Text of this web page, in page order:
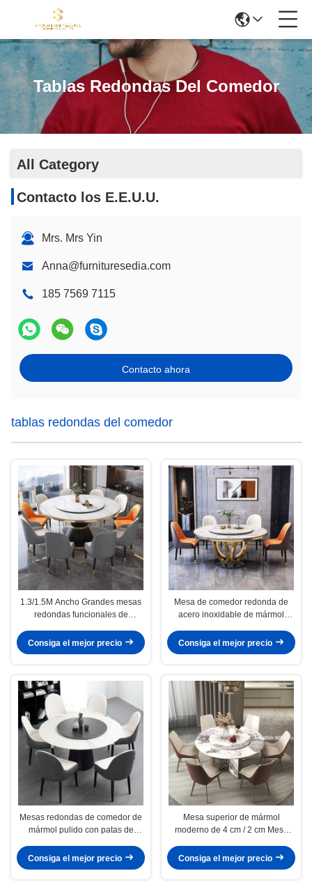
Tablas Redondas Del Comedor
All Category
Contacto los E.E.U.U.
Mrs. Mrs Yin
Anna@furnituresedia.com
185 7569 7115
Contacto ahora
tablas redondas del comedor
1.3/1.5M Ancho Grandes mesas
redondas funcionales de
Consiga el mejor precio
Mesa de comedor redonda de
acero inoxidable de mármol
Consiga el mejor precio
Mesas redondas de comedor de
mármol pulido con patas de
Consiga el mejor precio
Mesa superior de mármol
moderno de 4 cm / 2 cm Mesa
Consiga el mejor precio